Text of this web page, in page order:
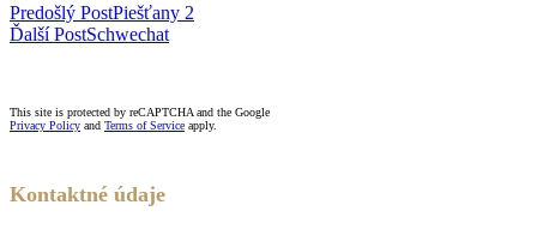
Predošlý PostPiešťany 2
Ďalší PostSchwechat
This site is protected by reCAPTCHA and the Google
Privacy Policy and Terms of Service apply.
Kontaktné údaje